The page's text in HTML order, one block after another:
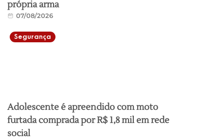
própria arma
07/08/2026
Segurança
Adolescente é apreendido com moto
furtada comprada por R$ 1,8 mil em rede
social